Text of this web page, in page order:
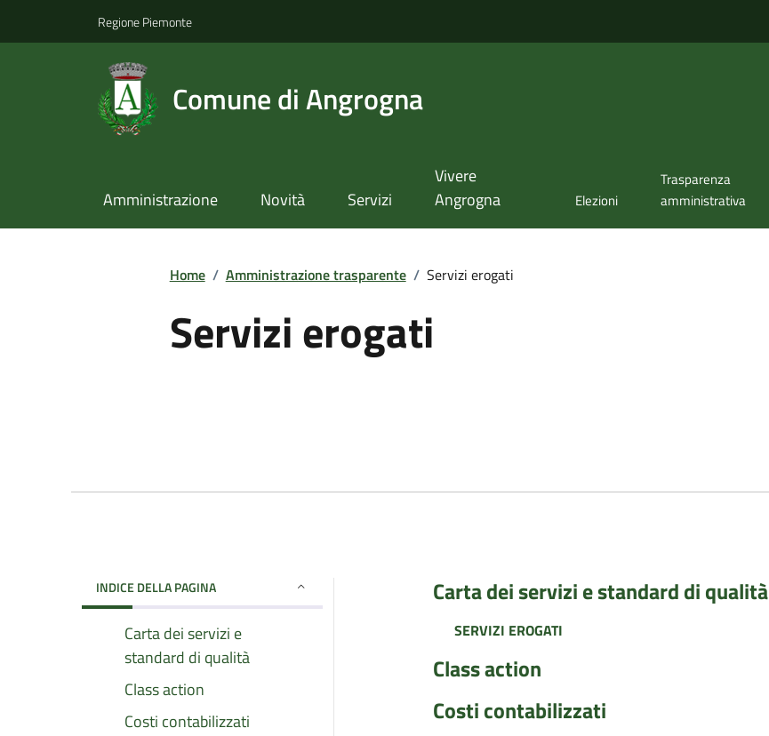
Regione Piemonte
Comune di Angrogna
Amministrazione Novità Servizi
Vivere
Angrogna
Elezioni
Trasparenza
amministrativa
Home / Amministrazione trasparente / Servizi erogati
Servizi erogati
INDICE DELLA PAGINA
Carta dei servizi e
standard di qualità
Class action
Costi contabilizzati
Carta dei servizi e standard di qualità
SERVIZI EROGATI
Class action
Costi contabilizzati